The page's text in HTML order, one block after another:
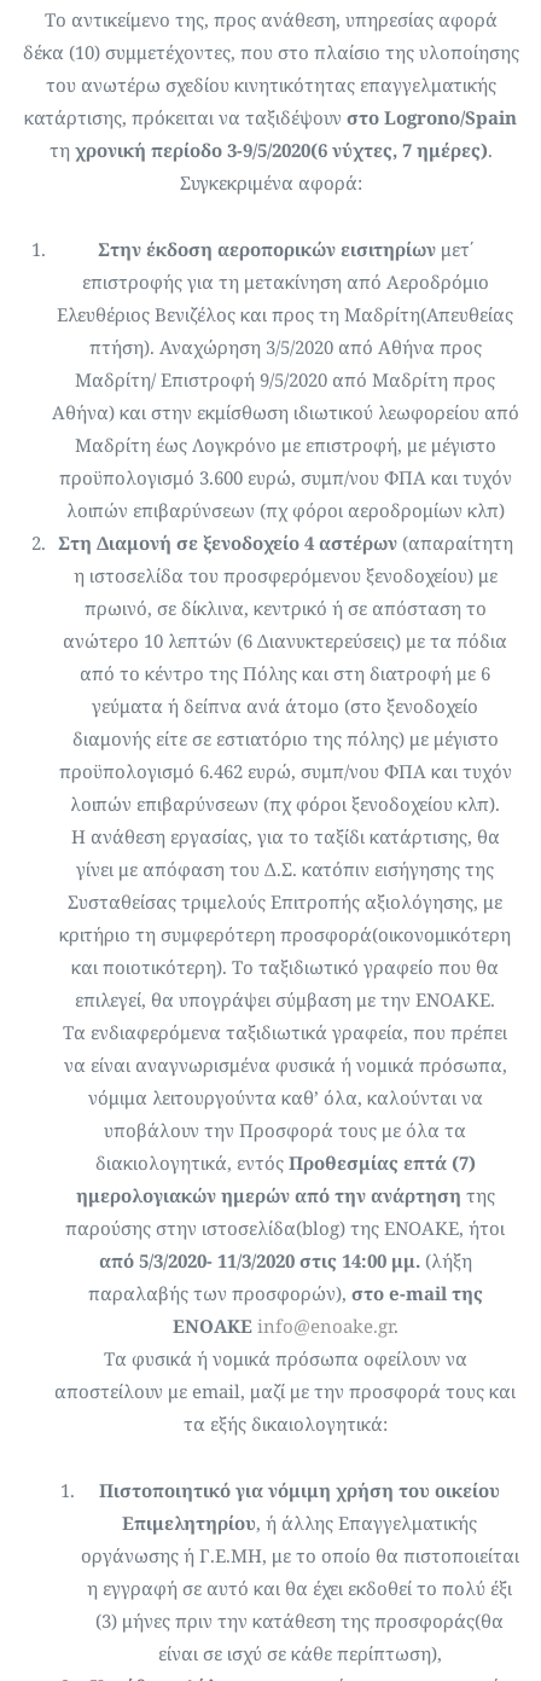
Το αντικείμενο της, προς ανάθεση, υπηρεσίας αφορά
δέκα (10) συμμετέχοντες, που στο πλαίσιο της υλοποίησης
του ανωτέρω σχεδίου κινητικότητας επαγγελματικής
κατάρτισης, πρόκειται να ταξιδέψουν στο Logrono/Spain
τη χρονική περίοδο 3-9/5/2020(6 νύχτες, 7 ημέρες).
Συγκεκριμένα αφορά:
Στην έκδοση αεροπορικών εισιτηρίωνμετ΄
επιστροφής για τη μετακίνηση από Αεροδρόμιο
Ελευθέριος Βενιζέλος και προς τη Μαδρίτη(Απευθείας
πτήση). Αναχώρηση 3/5/2020 από Αθήνα προς
Μαδρίτη/ Επιστροφή 9/5/2020 από Μαδρίτη προς
Αθήνα) και στην εκμίσθωση ιδιωτικού λεωφορείου από
Μαδρίτη έως Λογκρόνο με επιστροφή, με μέγιστο
προϋπολογισμό 3.600 ευρώ, συμπ/νου ΦΠΑ και τυχόν
λοιπών επιβαρύνσεων (πχ φόροι αεροδρομίων κλπ)
Στη Διαμονή σε ξενοδοχείο 4 αστέρων(απαραίτητη
η ιστοσελίδα του προσφερόμενου ξενοδοχείου) με
πρωινό, σε δίκλινα, κεντρικό ή σε απόσταση το
ανώτερο 10 λεπτών (6 Διανυκτερεύσεις) με τα πόδια
από το κέντρο της Πόλης και στη διατροφή με 6
γεύματα ή δείπνα ανά άτομο (στο ξενοδοχείο
διαμονής είτε σε εστιατόριο της πόλης) με μέγιστο
προϋπολογισμό 6.462 ευρώ, συμπ/νου ΦΠΑ και τυχόν
λοιπών επιβαρύνσεων (πχ φόροι ξενοδοχείου κλπ).
Η ανάθεση εργασίας, για το ταξίδι κατάρτισης, θα
γίνει με απόφαση του Δ.Σ. κατόπιν εισήγησης της
Συσταθείσας τριμελούς Επιτροπής αξιολόγησης, με
κριτήριο τη συμφερότερη προσφορά(οικονομικότερη
και ποιοτικότερη). Το ταξιδιωτικό γραφείο που θα
επιλεγεί, θα υπογράψει σύμβαση με την ΕΝΟΑΚΕ.
Τα ενδιαφερόμενα ταξιδιωτικά γραφεία, που πρέπει
να είναι αναγνωρισμένα φυσικά ή νομικά πρόσωπα,
νόμιμα λειτουργούντα καθ’ όλα, καλούνται να
υποβάλουν την Προσφορά τους με όλα τα
διακιολογητικά, εντός Προθεσμίας επτά (7)
ημερολογιακών ημερών από την ανάρτηση της
παρούσης στην ιστοσελίδα(blog) της ΕΝΟΑΚΕ, ήτοι
από 5/3/2020- 11/3/2020 στις 14:00 μμ.(λήξη
παραλαβής των προσφορών), στο e-mail της
ENOAKE info@enoake.gr.
Τα φυσικά ή νομικά πρόσωπα οφείλουν να
αποστείλουν με email, μαζί με την προσφορά τους και
τα εξής δικαιολογητικά:
Πιστοποιητικό για νόμιμη χρήση του οικείου
Επιμελητηρίου, ή άλλης Επαγγελματικής
οργάνωσης ή Γ.Ε.ΜΗ, με το οποίο θα πιστοποιείται
η εγγραφή σε αυτό και θα έχει εκδοθεί το πολύ έξι
(3) μήνες πριν την κατάθεση της προσφοράς(θα
είναι σε ισχύ σε κάθε περίπτωση),